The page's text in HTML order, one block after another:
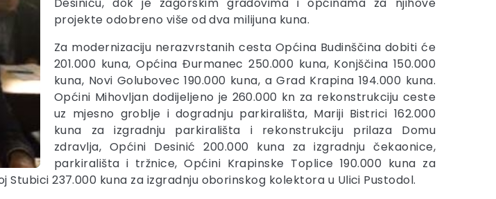
projekte odobreno više od dva milijuna kuna.
Za modernizaciju nerazvrstanih cesta Općina Budinščina dobiti će
201.000 kuna, Općina Đurmanec 250.000 kuna, Konjščina 150.000
kuna, Novi Golubovec 190.000 kuna, a Grad Krapina 194.000 kuna.
Općini Mihovljan dodijeljeno je 260.000 kn za rekonstrukciju ceste
uz mjesno groblje i dogradnju parkirališta, Mariji Bistrici 162.000
kuna za izgradnju parkirališta i rekonstrukciju prilaza Domu
zdravlja, Općini Desinić 200.000 kuna za izgradnju čekaonice,
parkirališta i tržnice, Općini Krapinske Toplice 190.000 kuna za
237.000 kuna za izgradnju oborinskog kolektora u Ulici Pustodol.